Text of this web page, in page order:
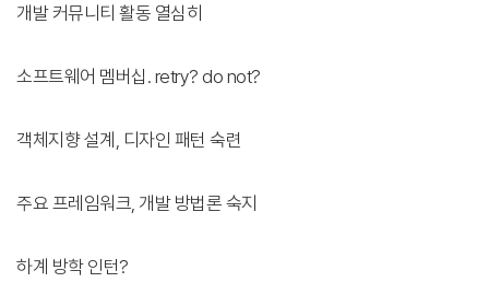
개발 커뮤니티 활동 열심히
소프트웨어 멤버십. retry? do not?
객체지향 설계, 디자인 패턴 숙련
주요 프레임워크, 개발 방법론 숙지
하계 방학 인턴?